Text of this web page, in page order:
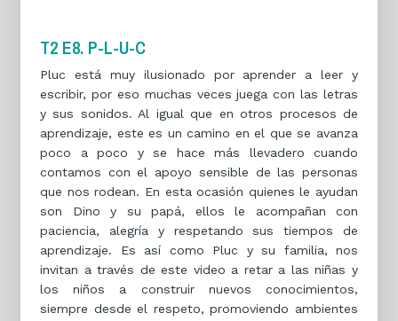
T2 E8. P-L-U-C
Pluc está muy ilusionado por aprender a leer y
escribir, por eso muchas veces juega con las letras
y sus sonidos. Al igual que en otros procesos de
aprendizaje, este es un camino en el que se avanza
poco a poco y se hace más llevadero cuando
contamos con el apoyo sensible de las personas
que nos rodean. En esta ocasión quienes le ayudan
son Dino y su papá, ellos le acompañan con
paciencia, alegría y respetando sus tiempos de
aprendizaje. Es así como Pluc y su familia, nos
invitan a través de este video a retar a las niñas y
los niños a construir nuevos conocimientos,
siempre desde el respeto, promoviendo ambientes